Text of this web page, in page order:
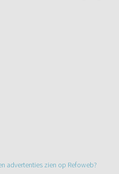
advertenties zien op Refoweb?